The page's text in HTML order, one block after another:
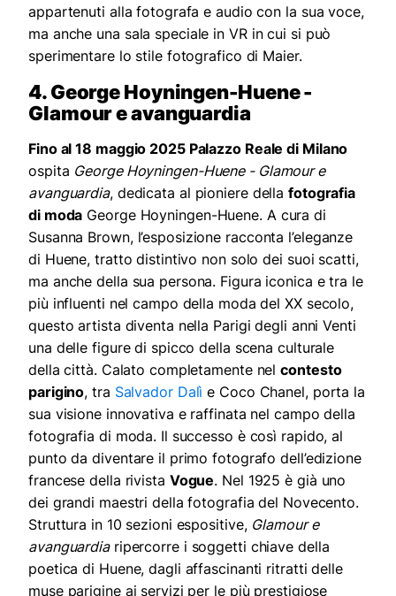
appartenuti alla fotografa e audio con la sua voce,
ma anche una sala speciale in VR in cui si può
sperimentare lo stile fotografico di Maier.
4. George Hoyningen-Huene -
Glamour e avanguardia
Fino al 18 maggio 2025 Palazzo Reale di Milano
ospita George Hoyningen-Huene - Glamour e
avanguardia, dedicata al pioniere dellafotografia
di moda George Hoyningen-Huene. A cura di
Susanna Brown, l’esposizione racconta l’eleganze
di Huene, tratto distintivo non solo dei suoi scatti,
ma anche della sua persona. Figura iconica e tra le
più influenti nel campo della moda del XX secolo,
questo artista diventa nella Parigi degli anni Venti
una delle figure di spicco della scena culturale
della città. Calato completamente nelcontesto
parigino, tra Salvador Dalì e Coco Chanel, porta la
sua visione innovativa e raffinata nel campo della
fotografia di moda. Il successo è così rapido, al
punto da diventare il primo fotografo dell’edizione
francese della rivista Vogue. Nel 1925 è già uno
dei grandi maestri della fotografia del Novecento.
Struttura in 10 sezioni espositive, Glamour e
avanguardiaripercorre i soggetti chiave della
poetica di Huene, dagli affascinanti ritratti delle
muse parigine ai servizi per le più prestigiose